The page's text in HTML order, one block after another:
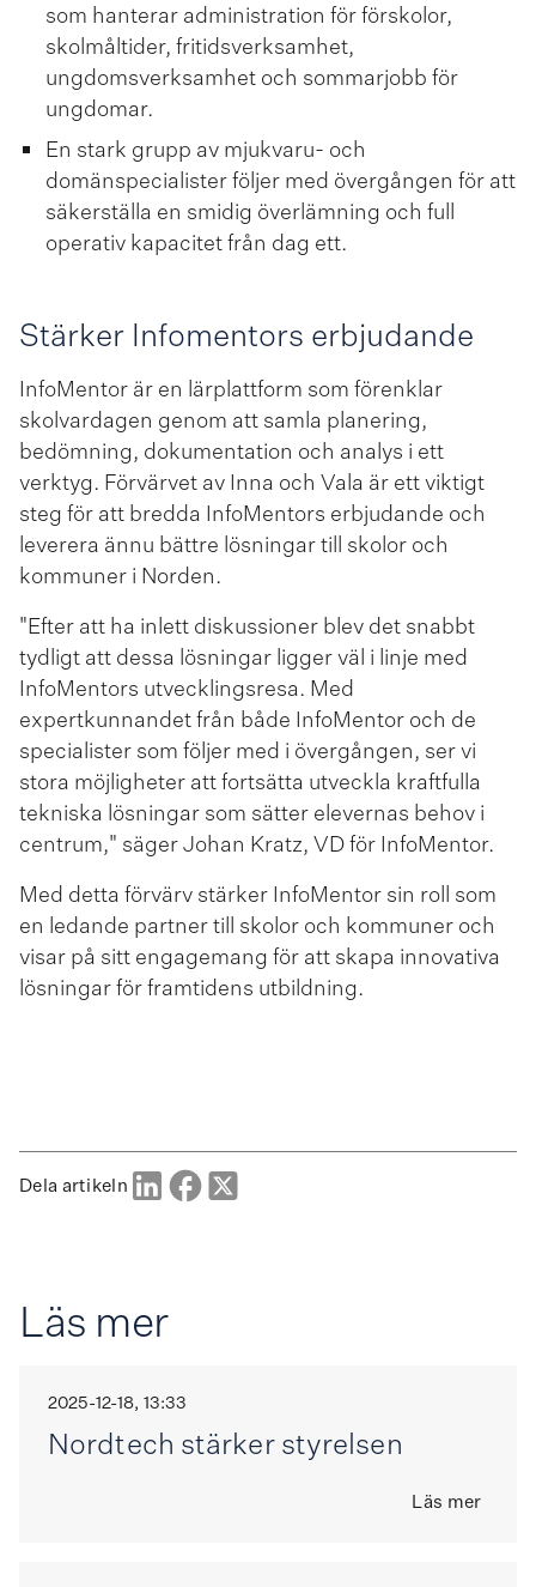
som hanterar administration för förskolor,
skolmåltider, fritidsverksamhet,
ungdomsverksamhet och sommarjobb för
ungdomar.
En stark grupp av mjukvaru­- och
domänspecialister följer med övergången för att
säkerställa en smidig överlämning och full
operativ kapacitet från dag ett.
Stärker Infomentors erbjudande
InfoMentor är en lärplattform som förenklar
skolvardagen genom att samla planering,
bedömning, dokumentation och analys i ett
verktyg. Förvärvet av Inna och Vala är ett viktigt
steg för att bredda InfoMentors erbjudande och
leverera ännu bättre lösningar till skolor och
kommuner i Norden.
"Efter att ha inlett diskussioner blev det snabbt
tydligt att dessa lösningar ligger väl i linje med
InfoMentors utvecklingsresa. Med
expertkunnandet från både InfoMentor och de
specialister som följer med i övergången, ser vi
stora möjligheter att fortsätta utveckla kraftfulla
tekniska lösningar som sätter elevernas behov i
centrum," säger Johan Kratz, VD för InfoMentor.
Med detta förvärv stärker InfoMentor sin roll som
en ledande partner till skolor och kommuner och
visar på sitt engagemang för att skapa innovativa
lösningar för framtidens utbildning.
Dela artikeln
Läs mer
2025-12-18, 13:33
Nordtech stärker styrelsen
Läs mer